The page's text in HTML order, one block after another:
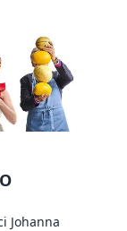
Johanna